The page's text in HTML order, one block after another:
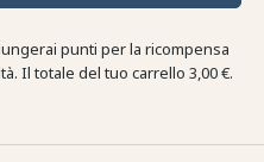
punti per la ricompensa
Il totale del tuo carrello 3,00 €.